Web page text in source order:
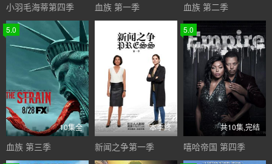
小羽毛海蒂第四季 血族 第一季 血族 第二季
5.0
10集全
血族 第三季
本季终
新闻之争第一季
5.0
共10集,完结
嘻哈帝国 第四季